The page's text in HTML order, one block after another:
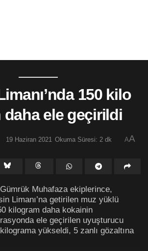
150 kilo
daha ele geçirildi
19 Haziran 2021 Okuma Süresi: 2 dk AA
Muhafaza ekiplerince,
Limanı’na getirilen muz yüklü
kilogram daha kokainin
ele geçirilen uyuşturucu
yükseldi, 5 zanlı gözaltına